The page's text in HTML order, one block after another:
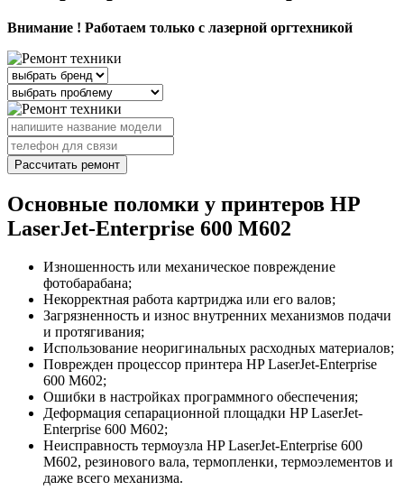
Внимание ! Работаем только с лазерной оргтехникой
Рассчитать ремонт
Основные поломки у принтеров HP
LaserJet-Enterprise 600 M602
Изношенность или механическое повреждение
фотобарабана;
Некорректная работа картриджа или его валов;
Загрязненность и износ внутренних механизмов подачи
и протягивания;
Использование неоригинальных расходных материалов;
Поврежден процессор принтера HP LaserJet-Enterprise
600 M602;
Ошибки в настройках программного обеспечения;
Деформация сепарационной площадки HP LaserJet-
Enterprise 600 M602;
Неисправность термоузла HP LaserJet-Enterprise 600
M602, резинового вала, термопленки, термоэлементов и
даже всего механизма.